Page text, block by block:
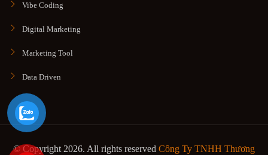
Vibe Coding
Digital Marketing
Marketing Tool
Data Driven
© Copyright 2026. All rights reserved Công Ty TNHH Thương